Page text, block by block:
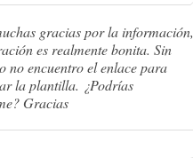
gracias por la información,
es realmente bonita. Sin
no encuentro el enlace para
la plantilla. ¿Podrías
Gracias